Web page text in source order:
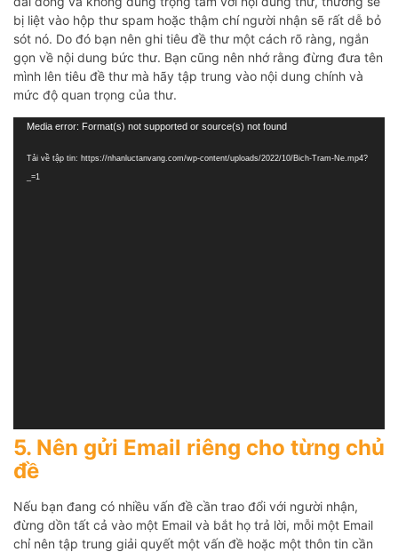
bị liệt vào hộp thư spam hoặc thậm chí người nhận sẽ rất dễ bỏ
sót nó. Do đó bạn nên ghi tiêu đề thư một cách rõ ràng, ngắn
gọn về nội dung bức thư. Bạn cũng nên nhớ rằng đừng đưa tên
mình lên tiêu đề thư mà hãy tập trung vào nội dung chính và
mức độ quan trọng của thư.
Trình
Video
Media error: Format(s) not supported or source(s) not found
Tải về tập tin: https://nhanluctanvang.com/wp-content/uploads/2022/10/Bich-Tram-Ne.mp4?
_=1
5. Nên gửi Email riêng cho từng chủ
đề
Nếu bạn đang có nhiều vấn đề cần trao đổi với người nhận,
đừng dồn tất cả vào một Email và bắt họ trả lời, mỗi một Email
chỉ nên tập trung giải quyết một vấn đề hoặc một thôn tin cần